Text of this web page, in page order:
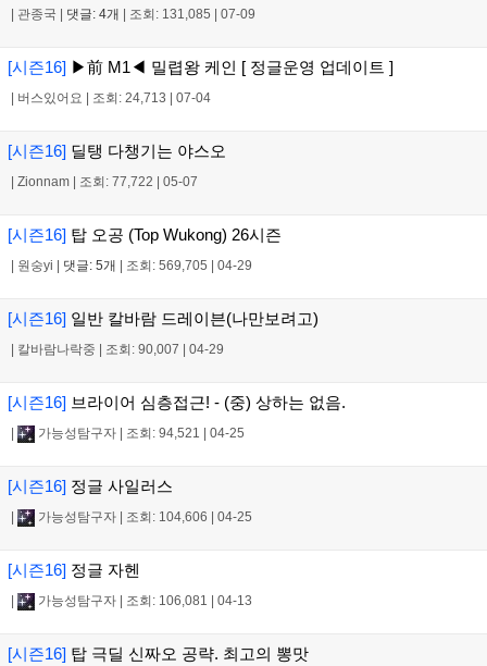
| 관종국 | 댓글: 4개 | 조회: 131,085 | 07-09
[시즌16] ▶前 M1◀ 밀렵왕 케인 [ 정글운영 업데이트 ]
| 버스있어요 | 조회: 24,713 | 07-04
[시즌16] 딜탱 다챙기는 야스오
| Zionnam | 조회: 77,722 | 05-07
[시즌16] 탑 오공 (Top Wukong) 26시즌
| 원숭yi | 댓글: 5개 | 조회: 569,705 | 04-29
[시즌16] 일반 칼바람 드레이븐(나만보려고)
| 칼바람나락중 | 조회: 90,007 | 04-29
[시즌16] 브라이어 심층접근! - (중) 상하는 없음.
| 가능성탐구자 | 조회: 94,521 | 04-25
[시즌16] 정글 사일러스
| 가능성탐구자 | 조회: 104,606 | 04-25
[시즌16] 정글 자헨
| 가능성탐구자 | 조회: 106,081 | 04-13
[시즌16] 탑 극딜 신짜오 공략. 최고의 뽕맛